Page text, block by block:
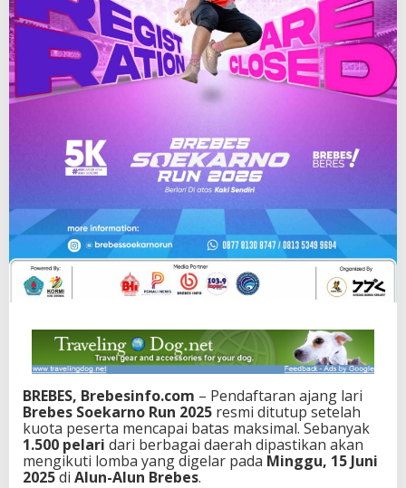
BREBES, Brebesinfo.com – Pendaftaran ajang lari
Brebes Soekarno Run 2025 resmi ditutup setelah
kuota peserta mencapai batas maksimal. Sebanyak
1.500 pelari dari berbagai daerah dipastikan akan
mengikuti lomba yang digelar pada Minggu, 15 Juni
2025di Alun-Alun Brebes.